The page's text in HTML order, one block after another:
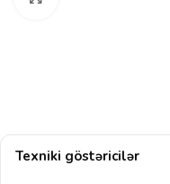
Texniki göstəricilər